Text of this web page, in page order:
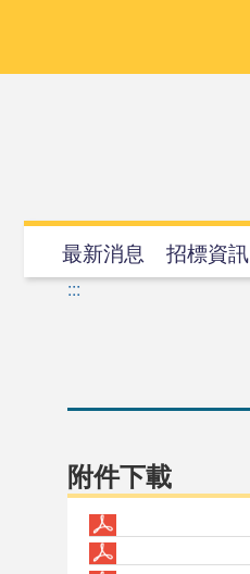
要
最新消息 招標資訊
:::
附件下載